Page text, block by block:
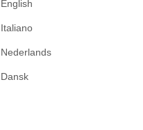
English
Italiano
Nederlands
Dansk